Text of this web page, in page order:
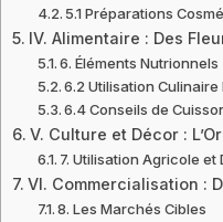
5.1 Préparations
IV. Alimentaire : Des
6. Éléments Nutrionnels
6.2 Utilisation Culinaire
6.4 Conseils de
V. Culture et Décor :
7. Utilisation Agricole et
VI. Commercialisation :
8. Les Marchés Cibles